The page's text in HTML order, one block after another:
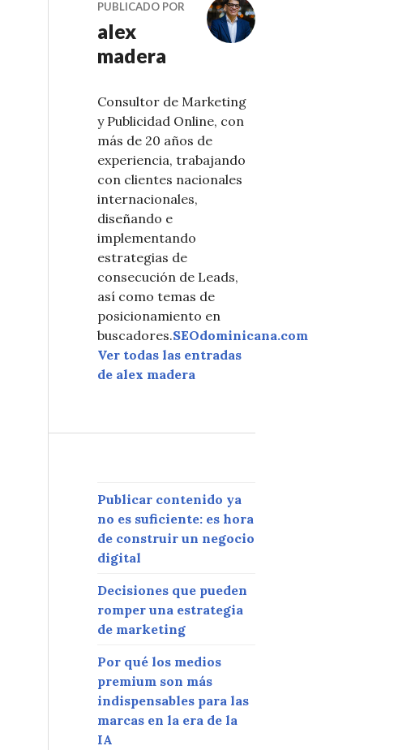
PUBLICADO POR
alex
madera
Consultor de Marketing
y Publicidad Online, con
más de 20 años de
experiencia, trabajando
con clientes nacionales
internacionales,
diseñando e
implementando
estrategias de
consecución de Leads,
así como temas de
posicionamiento en
buscadores.SEOdominicana.com
Ver todas las entradas
de alex madera
Publicar contenido ya
no es suficiente: es hora
de construir un negocio
digital
Decisiones que pueden
romper una estrategia
de marketing
Por qué los medios
premium son más
indispensables para las
marcas en la era de la
IA